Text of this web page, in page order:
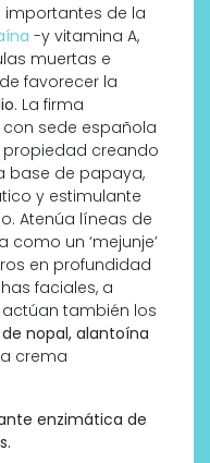
de la
-y vitamina A,
muertas e
favorecer la
. La firma
con sede española
creando
base de papaya,
y estimulante
Atenúa líneas de
como un ‘mejunje’
en profundidad
faciales, a
también los
nopal, alantoína
crema
enzimática de